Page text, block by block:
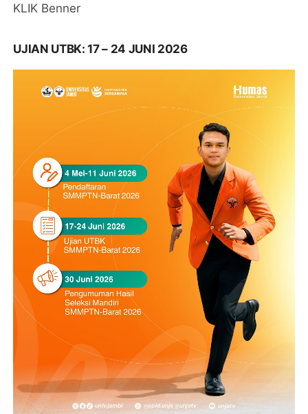
KLIK Benner
UJIAN UTBK: 17 – 24 JUNI 2026